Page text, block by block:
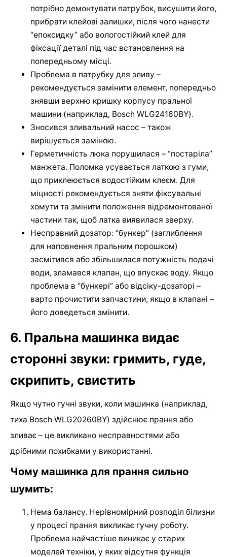
потрібно демонтувати патрубок, висушити його,
прибрати клейові залишки, після чого нанести
“епоксидку” або вологостійкий клей для
фіксації деталі під час встановлення на
попередньому місці.
Проблема в патрубку для зливу –
рекомендується замінити елемент, попередньо
знявши верхню кришку корпусу пральної
машини (наприклад, Bosch WLG24160BY).
Зносився зливальний насос – також
вирішується заміною.
Герметичність люка порушилася – “постаріла”
манжета. Поломка усувається латкою з гуми,
що приклеюється водостійким клеєм. Для
міцності рекомендується зняти фіксувальні
хомути та змінити положення відремонтованої
частини так, щоб латка виявилася зверху.
Несправний дозатор: “бункер” (заглиблення
для наповнення пральним порошком)
засмітився або збільшилася потужність подачі
води, зламався клапан, що впускає воду. Якщо
проблема в “бункері” або відсіку-дозаторі –
варто прочистити запчастини, якщо в клапані –
його доведеться змінити.
6. Пральна машинка видає
сторонні звуки: гримить, гуде,
скрипить, свистить
Якщо чутно гучні звуки, коли машинка (наприклад,
тиха Bosch WLG20260BY) здійснює прання або
зливає – це викликано несправностями або
дрібними похибками у використанні.
Чому машинка для прання сильно
шумить:
Нема балансу. Нерівномірний розподіл білизни
у процесі прання викликає гучну роботу.
Проблема найчастіше виникає у старих
моделей техніки, у яких відсутня функція